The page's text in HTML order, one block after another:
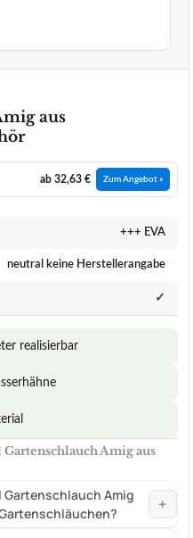
aus
ab 32,63 € Zum Angebot »
+++ EVA
neutral keine Herstellerangabe
✓
realisierbar
Amig aus
Amig
+